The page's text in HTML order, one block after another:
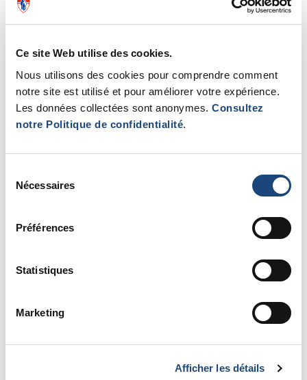
Ce site Web utilise des cookies.
Nous utilisons des cookies pour comprendre comment
notre site est utilisé et pour améliorer votre expérience.
Les données collectées sont anonymes. Consultez
notre Politique de confidentialité.
Nécessaires
Préférences
Statistiques
Marketing
Afficher les détails
patients du Centre universitaire de santé McGill atteints
de cancer.
Votre défi consiste à former une équipe
de 20 pagayeurs, afin de recueillir au
moins 15 000 $, et de vivre une journée
exaltante sous le signe du pagayage, le
6 septembre prochain!
améliorent la qualité de vie des patients atteints de
expérience de la maladie un peu plus facile.